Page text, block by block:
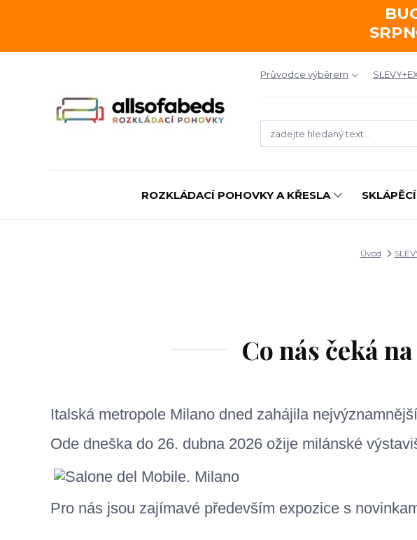
Průvodce výběrem
ROZKLÁDACÍ POHOVKY A KŘESLA
Úvod
Co nás čeká
Italská metropole Milano dned zahájila
Ode dneška do 26. dubna 2026 ožije milánské
Pro nás jsou zajímavé především expozice s